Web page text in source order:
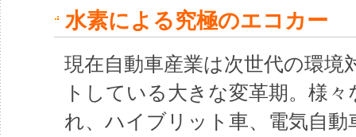
水素による究極のエコカー
現在自動車産業は次世代の環境
トしている大きな変革期。様
れ、ハイブリット車、電気自